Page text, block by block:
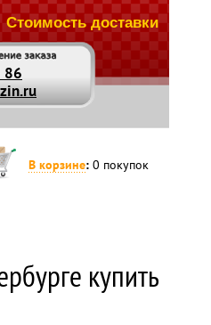
86
Стоимость доставки
В корзине: 0 покупок
купить